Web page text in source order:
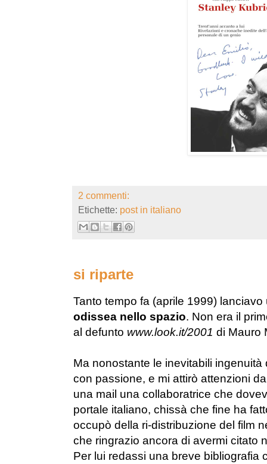
2 commenti:
Etichette: post in italiano
si riparte
Tanto tempo fa (aprile 1999)
odissea nello spazio. Non era il
al defunto www.look.it/2001 di Mauro
Ma nonostante le inevitabili
con passione, e mi attirò attenzioni
una mail una collaboratrice che
portale italiano, chissà che fine ha
occupò della ri-distribuzione del film
che ringrazio ancora di avermi citato
Per lui redassi una breve bibliografia